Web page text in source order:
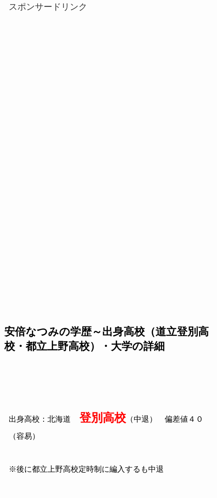
スポンサードリンク
安倍なつみの学歴～出身高校（道立登別高
校・都立上野高校）・大学の詳細
出身高校：北海道 登別高校（中退） 偏差値４０
（容易）
※後に都立上野高校定時制に編入するも中退